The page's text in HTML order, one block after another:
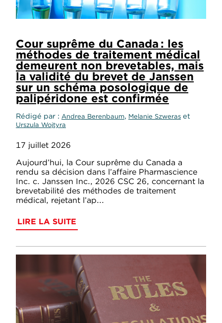
Cour suprême du Canada : les
méthodes de traitement médical
demeurent non brevetables, mais
la validité du brevet de Janssen
sur un schéma posologique de
palipéridone est confirmée
Rédigé par Andrea Berenbaum, Melanie Szweras et
Urszula Wojtyra
17 juillet 2026
Aujourd’hui, la Cour suprême du Canada a
rendu sa décision dans l’affaire Pharmascience
Inc. c. Janssen Inc., 2026 CSC 26, concernant la
brevetabilité des méthodes de traitement
médical, rejetant l’ap...
LIRE LA SUITE